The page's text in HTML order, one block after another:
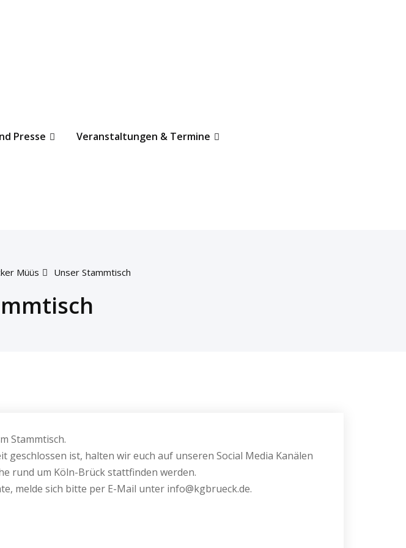
Presse Veranstaltungen & Termine
Müüs Unser Stammtisch
Stammtisch.
geschlossen ist, halten wir euch auf unseren Social Media Kanälen
rund um Köln-Brück stattfinden werden.
melde sich bitte per E-Mail unter info@kgbrueck.de.